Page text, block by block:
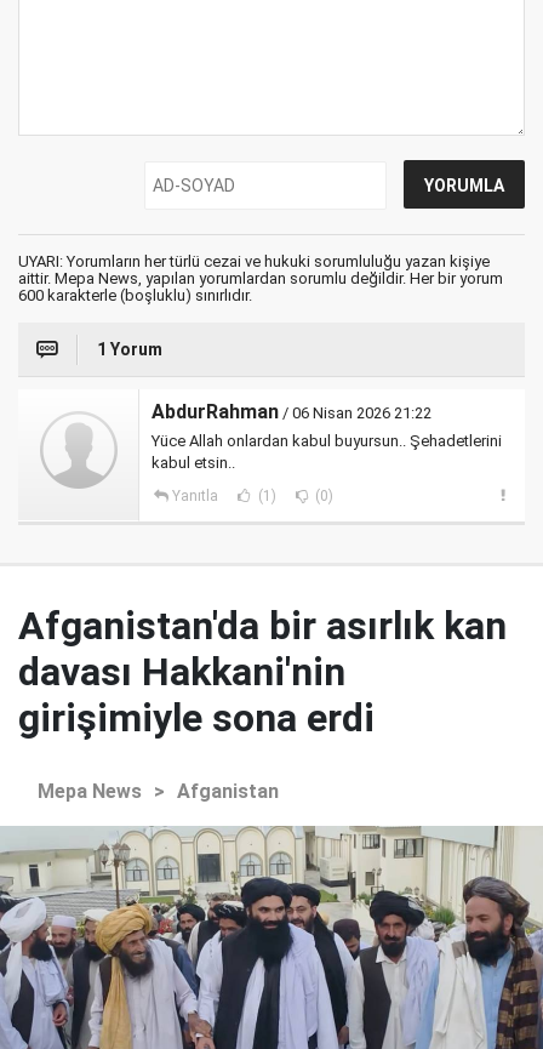
UYARI: Yorumların her türlü cezai ve hukuki sorumluluğu yazan kişiye
aittir. Mepa News, yapılan yorumlardan sorumlu değildir. Her bir yorum
600 karakterle (boşluklu) sınırlıdır.
1 Yorum
AbdurRahman / 06 Nisan 2026 21:22
Yüce Allah onlardan kabul buyursun.. Şehadetlerini
kabul etsin..
Yanıtla (1) (0)
Afganistan'da bir asırlık kan
davası Hakkani'nin
girişimiyle sona erdi
Mepa News > Afganistan